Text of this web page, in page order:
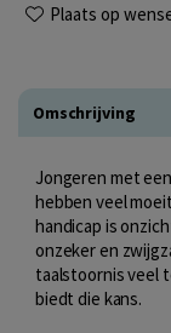
Plaats op
Omschrijving
Jongeren met
hebben veel
handicap is
onzeker en
taalstoornis veel
biedt die kans.